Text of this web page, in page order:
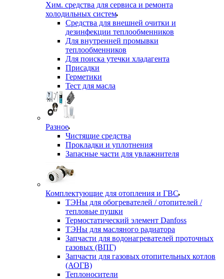
Хим. средства для сервиса и ремонта
холодильных систем
Средства для внешней очитки и
дезинфекции теплообменников
Для внутренней промывки
теплообменников
Для поиска утечки хладагента
Присадки
Герметики
Тест для масла
Разное
Чистящие средства
Прокладки и уплотнения
Запасные части для увлажнителя
Комплектующие для отопления и ГВС
ТЭНы для обогревателей / отопителей /
тепловые пушки
Термостатический элемент Danfoss
ТЭНы для масляного радиатора
Запчасти для водонагревателей проточных
газовых (ВПГ)
Запчасти для газовых отопительных котлов
(АОГВ)
Теплоносители